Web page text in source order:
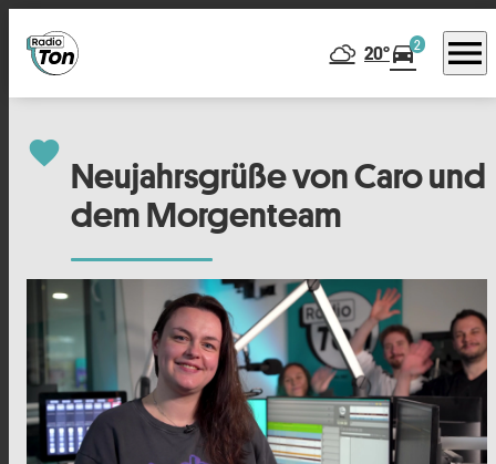
20°directions_car2 menu
favorite
Neujahrsgrüße von Caro und
dem Morgenteam